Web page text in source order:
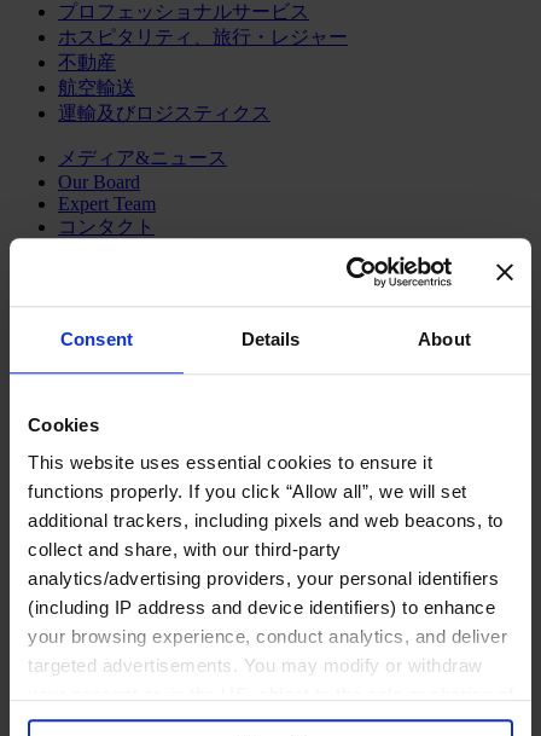
Consent Details About
Cookies
This website uses essential cookies to ensure it
functions properly. If you click “Allow all”, we will set
additional trackers, including pixels and web beacons, to
collect and share, with our third-party
analytics/advertising providers, your personal identifiers
(including IP address and device identifiers) to enhance
your browsing experience, conduct analytics, and deliver
targeted advertisements. You may modify or withdraw
your data for targeted advertising, by clicking “Do Not
プロフェッショナルサービス
ホスピタリティ、旅行・レジャー
不動産
航空輸送
運輸及びロジスティクス
メディア&ニュース
Our Board
Expert Team
コンタクト
ファンクション
コンサルタント
オフィス
インサイト
企業情報
キャリア
日本語 Change
コンサルティング内容
トランスフォーメーショナル・リーダーシップ開発プ
ログラム
経営人材の評価
組織変革の支援